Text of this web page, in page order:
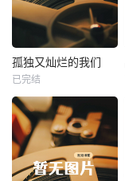
热播
未知
孤独又灿烂的我们
已完结